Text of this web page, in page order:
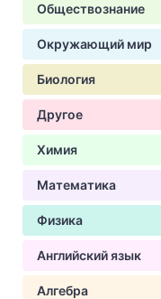
Обществознание
Окружающий мир
Биология
Другое
Химия
Математика
Физика
Английский язык
Алгебра